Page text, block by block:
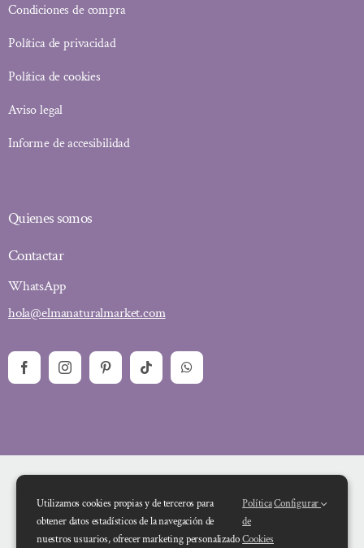
Condiciones de compra
Política de privacidad
Política de cookies
Aviso legal
Informe de accesibilidad
Quienes somos
Contactar
WhatsApp
hola@elmanaturalmarket.com
Utilizamos cookies propias y de terceros para
obtener datos estadísticos de la navegación de
nuestros usuarios, ofrecer marketing personalizado
Política
de
Cookies
Configurar